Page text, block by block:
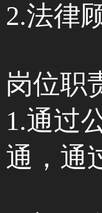
2.法律
岗位职
1.通过
通，通